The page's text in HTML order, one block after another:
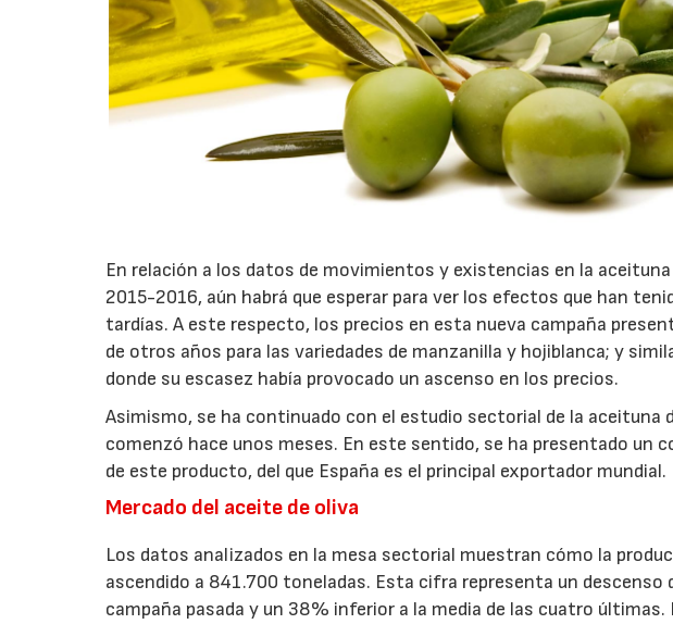
En relación a los datos de movimientos y existencias en la
2015-2016, aún habrá que esperar para ver los efectos que han
tardías. A este respecto, los precios en esta nueva campaña
de otros años para las variedades de manzanilla y hojiblanca; y
donde su escasez había provocado un ascenso en los precios.
Asimismo, se ha continuado con el estudio sectorial de la aceituna
comenzó hace unos meses. En este sentido, se ha presentado un
de este producto, del que España es el principal exportador mundial.
Mercado del aceite de oliva
Los datos analizados en la mesa sectorial muestran cómo la
ascendido a 841.700 toneladas. Esta cifra representa un
campaña pasada y un 38% inferior a la media de las cuatro